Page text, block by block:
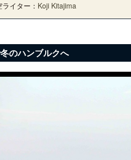
イター： Koji Kitajima
のハンブルクへ